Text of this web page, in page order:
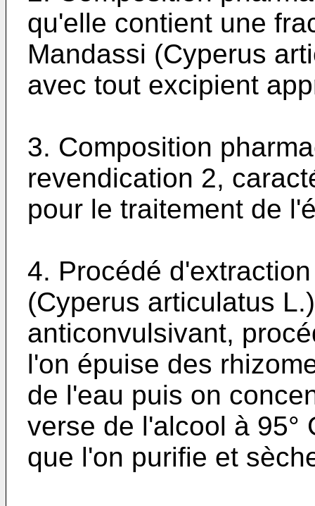
qu'elle contient une
Mandassi (Cyperus
avec tout excipient
3. Composition
revendication 2,
pour le traitement de
4. Procédé
(Cyperus articulatus
anticonvulsivant,
l'on épuise des
de l'eau puis on
verse de l'alcool à 95°
que l'on purifie et